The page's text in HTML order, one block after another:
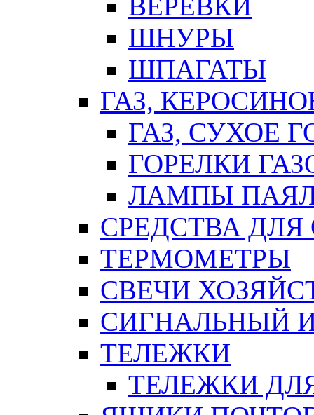
ВЕРЕВКИ
ШНУРЫ
ШПАГАТЫ
ГАЗ,
ГАЗ, СУХОЕ
ГОРЕЛКИ
ЛАМПЫ
СРЕДСТВА
ТЕРМОМЕТРЫ
СВЕЧИ
СИГНАЛЬНЫЙ
ТЕЛЕЖКИ
ТЕЛЕЖКИ